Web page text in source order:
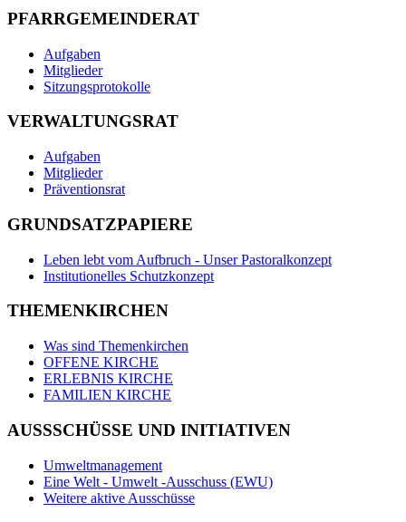
PFARRGEMEINDERAT
Aufgaben
Mitglieder
Sitzungsprotokolle
VERWALTUNGSRAT
Aufgaben
Mitglieder
Präventionsrat
GRUNDSATZPAPIERE
Leben lebt vom Aufbruch - Unser Pastoralkonzept
Institutionelles Schutzkonzept
THEMENKIRCHEN
Was sind Themenkirchen
OFFENE KIRCHE
ERLEBNIS KIRCHE
FAMILIEN KIRCHE
AUSSSCHÜSSE UND INITIATIVEN
Umweltmanagement
Eine Welt - Umwelt -Ausschuss (EWU)
Weitere aktive Ausschüsse